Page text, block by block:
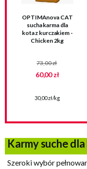
OPTIMAnova CAT
sucha karma dla
kota z kurczakiem -
Chicken 2kg
73,00 zł
60,00 zł
30,00 zł/kg
Karmy suche
Szeroki wybór